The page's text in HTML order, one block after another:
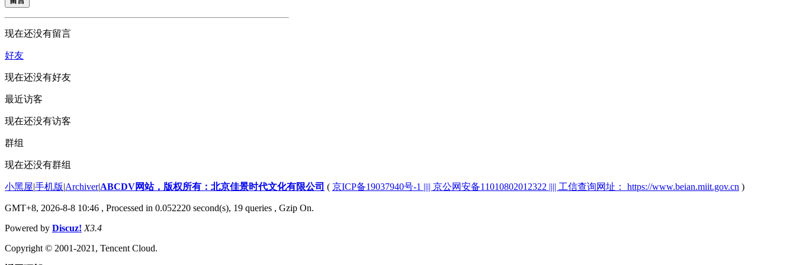
现在还没有留言
好友
现在还没有好友
最近访客
现在还没有访客
群组
现在还没有群组
小黑屋|手机版|Archiver|ABCDV网站，版权所有：北京佳景时代文化有限公司 ( 京ICP备19037940号-1 |||| 京公网安备11010802012322 |||| 工信查询网址： https://www.beian.miit.gov.cn )
GMT+8, 2026-8-8 10:46 , Processed in 0.052220 second(s), 19 queries , Gzip On.
Powered by Discuz! X3.4
Copyright © 2001-2021, Tencent Cloud.